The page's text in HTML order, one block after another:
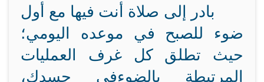
بادر إلى صلاة أنت فيها مع أول
ضوء للصبح في موعده اليومي؛
حيث تطلق كل غرف العمليات
المرتبطة بالضوءفي جسدك،